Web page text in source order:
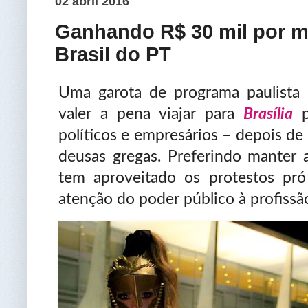
Ganhando R$ 30 mil por
Brasil do PT
Uma garota de programa
valer a pena viajar para Brasília
políticos e empresários – depois
deusas gregas. Preferindo
tem aproveitado os protestos
atenção do poder público à